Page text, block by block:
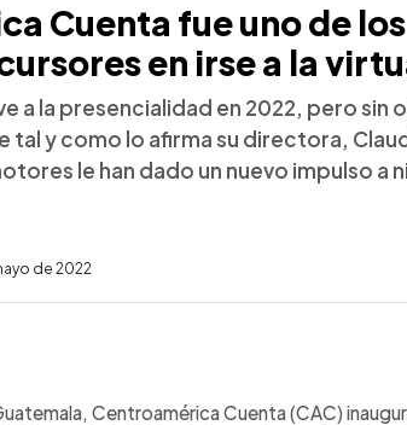
Cuenta fue uno de los
en irse a la
a la presencialidad en 2022, pero sin
y como lo afirma su directora,
le han dado un nuevo impulso a
de 2022
Centroamérica Cuenta (CAC)